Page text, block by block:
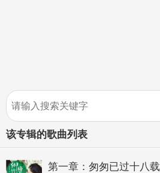
该专辑的歌曲列表
第一章：匆匆已过十八载